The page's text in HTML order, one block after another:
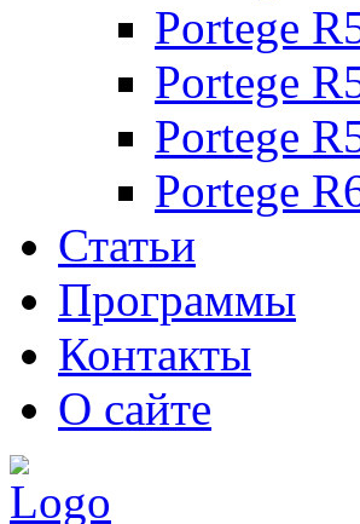
Portege
Portege
Portege
Portege
Статьи
Программы
Контакты
О сайте